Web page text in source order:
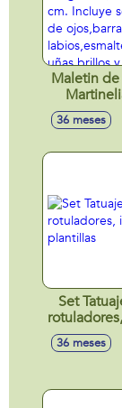
Maletin
36 meses
Set
36 meses